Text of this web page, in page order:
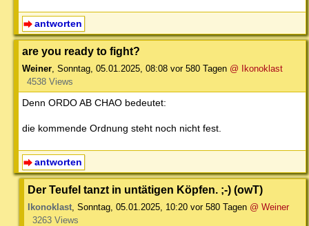
antworten
are you ready to fight?
Weiner Sonntag, 05.01.2025, 08:08 vor 580 Tagen @ Ikonoklast
4538 Views
Denn ORDO AB CHAO bedeutet:
die kommende Ordnung steht noch nicht fest.
antworten
Der Teufel tanzt in untätigen Köpfen. ;-) (owT)
Ikonoklast Sonntag, 05.01.2025, 10:20 vor 580 Tagen @ Weiner
3263 Views